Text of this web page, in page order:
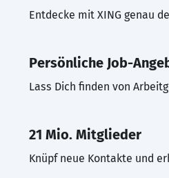
Entdecke mit XING genau
Persönliche Job-
Lass Dich finden von
21 Mio. Mitglieder
Knüpf neue Kontakte und